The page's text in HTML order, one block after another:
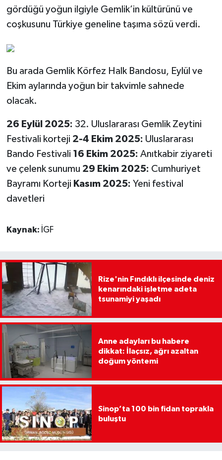
gördüğü yoğun ilgiyle Gemlik’in kültürünü ve
coşkusunu Türkiye geneline taşıma sözü verdi.
Bu arada Gemlik Körfez Halk Bandosu, Eylül ve
Ekim aylarında yoğun bir takvimle sahnede
olacak.
26 Eylül 2025: 32. Uluslararası Gemlik Zeytini
Festivali korteji 2-4 Ekim 2025: Uluslararası
Bando Festivali 16 Ekim 2025: Anıtkabir ziyareti
ve çelenk sunumu 29 Ekim 2025: Cumhuriyet
Bayramı Korteji Kasım 2025: Yeni festival
davetleri
Kaynak: İGF
Rize'nin Fındıklı ilçesinde deniz
kenarındaki işletme adeta
tsunamiyi yaşadı
Anne adayları bu habere
dikkat: İlaçsız, ağrı azaltan
doğum yöntemi
Sinop’ta 100 bin fidan toprakla
buluştu